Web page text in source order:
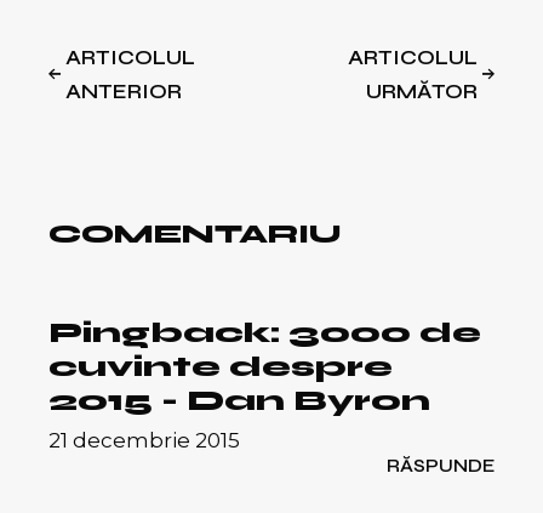
ARTICOLUL
ANTERIOR
ARTICOLUL
URMĂTOR
COMENTARIU
Pingback: 3000 de
cuvinte despre
2015 - Dan Byron
21 decembrie 2015
RĂSPUNDE